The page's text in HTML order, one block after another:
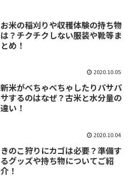
お米の稲刈りや収穫体験の持ち物
は？チクチクしない服装や靴等ま
とめ！
2020.10.05
新米がべちゃべちゃしたりパサパ
サするのはなぜ？古米と水分量の
違い！
2020.10.04
きのこ狩りにカゴは必要？準備す
るグッズや持ち物についてご紹
介！